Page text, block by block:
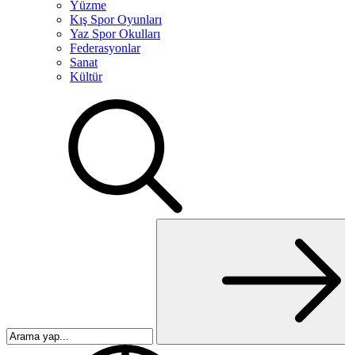
Yüzme
Kış Spor Oyunları
Yaz Spor Okulları
Federasyonlar
Sanat
Kültür